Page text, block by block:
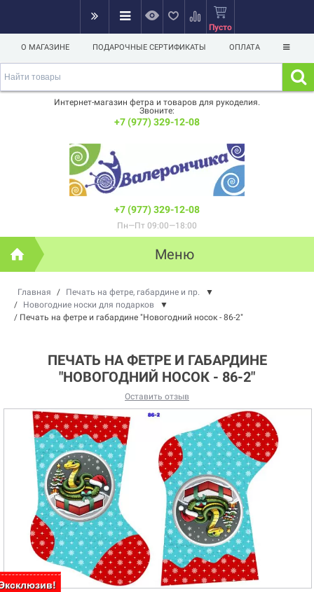
Пусто
О МАГАЗИНЕ ПОДАРОЧНЫЕ СЕРТИФИКАТЫ ОПЛАТА
Интернет-магазин фетра и товаров для рукоделия.
Звоните:
+7 (977) 329-12-08
+7 (977) 329-12-08
Пн—Пт 09:00—18:00
Меню
Главная / Печать на фетре, габардине и пр.
▼
/
Новогодние носки для подарков
▼
/ Печать на фетре и габардине "Новогодний носок - 86-2"
ПЕЧАТЬ НА ФЕТРЕ И ГАБАРДИНЕ
"НОВОГОДНИЙ НОСОК - 86-2"
Оставить отзыв